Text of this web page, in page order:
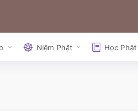
Niệm Phật Học Phật